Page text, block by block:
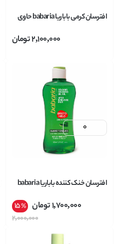
افترسان کرمی باباریا babaria حاوی
2,100,000تومان
افترسان خنک کننده باباریا babaria
1,700,000تومان 15%
2,000,000